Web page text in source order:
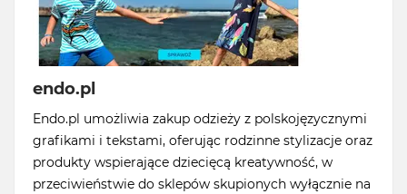
endo.pl
Endo.pl umożliwia zakup odzieży z polskojęzycznymi
grafikami i tekstami, oferując rodzinne stylizacje oraz
produkty wspierające dziecięcą kreatywność, w
przeciwieństwie do sklepów skupionych wyłącznie na